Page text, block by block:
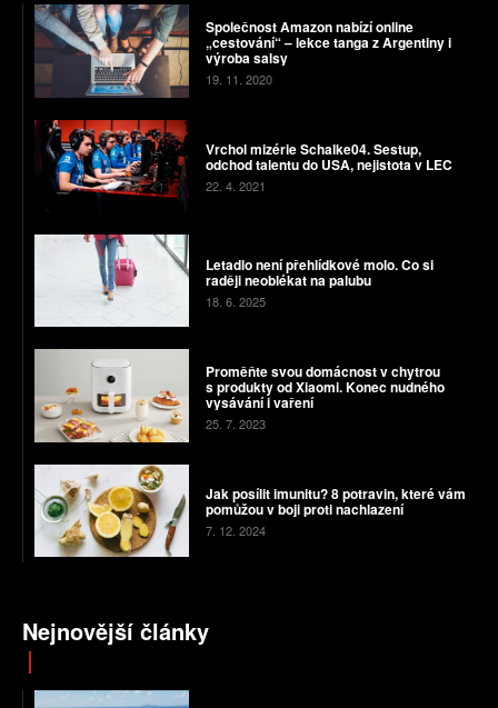
Společnost Amazon nabízí online
„cestování“ – lekce tanga z Argentiny i
výroba salsy
19. 11. 2020
Vrchol mizérie Schalke04. Sestup,
odchod talentu do USA, nejistota v LEC
22. 4. 2021
Letadlo není přehlídkové molo. Co si
raději neoblékat na palubu
18. 6. 2025
Proměňte svou domácnost v chytrou
s produkty od Xiaomi. Konec nudného
vysávání i vaření
25. 7. 2023
Jak posílit imunitu? 8 potravin, které vám
pomůžou v boji proti nachlazení
7. 12. 2024
Nejnovější články